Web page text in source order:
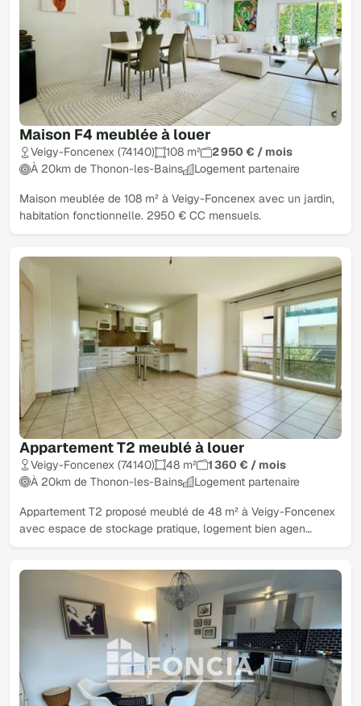
Maison F4 meublée à louer
Veigy-Foncenex (74140) 108 m²
2 950 € / mois
À 20km de Thonon-les-Bains
Logement partenaire
Maison meublée de 108 m² à Veigy-Foncenex avec un jardin,
habitation fonctionnelle. 2950 € CC mensuels.
Appartement T2 meublé à louer
Veigy-Foncenex (74140) 48 m²
1 360 € / mois
À 20km de Thonon-les-Bains
Logement partenaire
Appartement T2 proposé meublé de 48 m² à Veigy-Foncenex
avec espace de stockage pratique, logement bien agen…